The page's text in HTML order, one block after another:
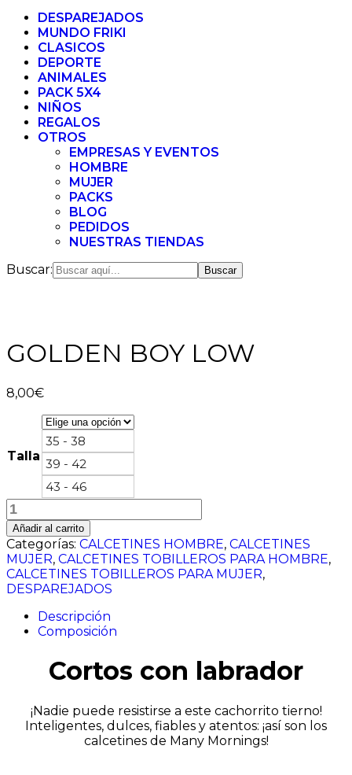
DESPAREJADOS
MUNDO FRIKI
CLASICOS
DEPORTE
ANIMALES
PACK 5X4
NIÑOS
REGALOS
OTROS
EMPRESAS Y EVENTOS
HOMBRE
MUJER
PACKS
BLOG
PEDIDOS
NUESTRAS TIENDAS
Buscar:
GOLDEN BOY LOW
8,00€
Talla
35 - 38
39 - 42
43 - 46
GOLDEN
BOY
LOW
cantidad
Añadir al carrito
Categorías: CALCETINES HOMBRE, CALCETINES
MUJER, CALCETINES TOBILLEROS PARA HOMBRE,
CALCETINES TOBILLEROS PARA MUJER,
DESPAREJADOS
Descripción
Composición
Cortos con labrador
¡Nadie puede resistirse a este cachorrito tierno!
Inteligentes, dulces, fiables y atentos: ¡así son los
calcetines de Many Mornings!